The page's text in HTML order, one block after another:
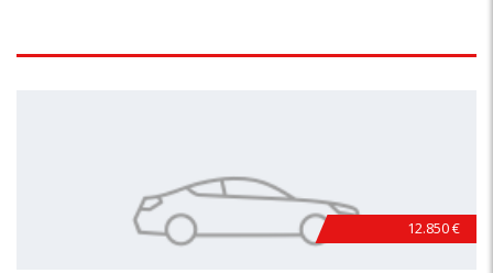
12.850 €